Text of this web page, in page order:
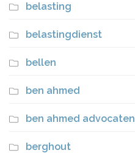
belasting
belastingdienst
bellen
ben ahmed
ben ahmed advocaten
berghout